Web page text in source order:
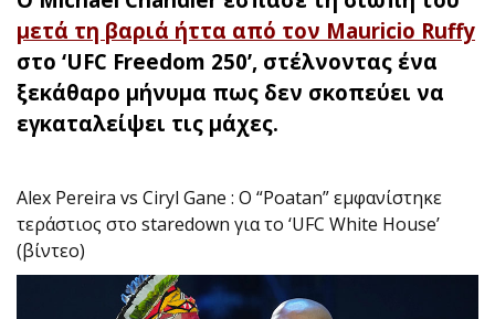
μετά τη βαριά ήττα από τον Mauricio Ruffy
στο ‘UFC Freedom 250’, στέλνοντας ένα
ξεκάθαρο μήνυμα πως δεν σκοπεύει να
εγκαταλείψει τις μάχες.
Alex Pereira vs Ciryl Gane : Ο “Poatan” εμφανίστηκε
τεράστιος στο staredown για το ‘UFC White House’
(βίντεο)